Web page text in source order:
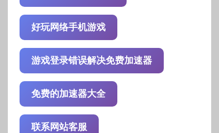
好玩网络手机游戏
游戏登录错误解决免费加速器
免费的加速器大全
联系网站客服